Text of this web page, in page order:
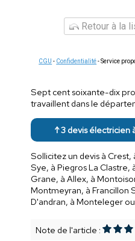
Retour à la
CGU - Confidentialité- Service
Sept cent soixante-dix
travaillent dans le
↑ 3 devis électricien
Sollicitez un devis à
Sye, à Piegros La Clastre,
Grane, à Allex, à
Montmeyran, à Francillon
D'andran, à Monteleger
Note de l'article :